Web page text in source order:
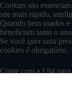
Cookies são
site mais rápido,
Quando bem usados
beneficiam tanto o
Se você quer uma
cookies é obrigatório.
Conte com a L94